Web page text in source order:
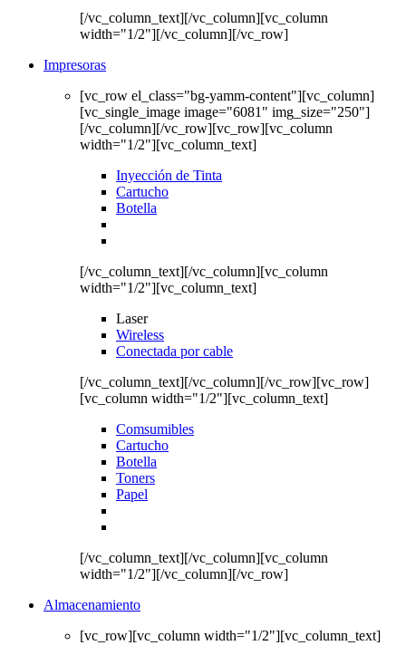
[/vc_column_text][/vc_column][vc_column
width="1/2"][/vc_column][/vc_row]
Impresoras
[vc_row el_class="bg-yamm-content"][vc_column]
[vc_single_image image="6081" img_size="250"]
[/vc_column][/vc_row][vc_row][vc_column
width="1/2"][vc_column_text]
Inyección de Tinta
Cartucho
Botella
[/vc_column_text][/vc_column][vc_column
width="1/2"][vc_column_text]
Laser
Wireless
Conectada por cable
[/vc_column_text][/vc_column][/vc_row][vc_row]
[vc_column width="1/2"][vc_column_text]
Comsumibles
Cartucho
Botella
Toners
Papel
[/vc_column_text][/vc_column][vc_column
width="1/2"][/vc_column][/vc_row]
Almacenamiento
[vc_row][vc_column width="1/2"][vc_column_text]